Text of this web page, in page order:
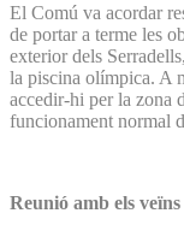
El Comú va acordar
de portar a terme les
exterior dels
la piscina olímpica. A
accedir-hi per la zona
funcionament normal
Reunió amb els